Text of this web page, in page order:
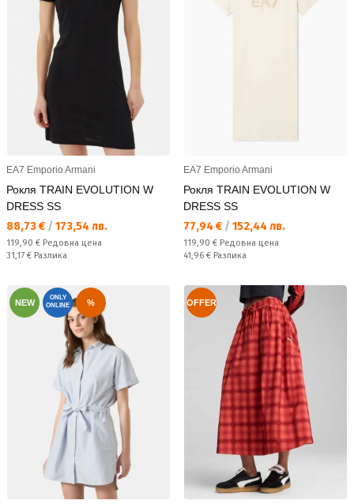
EA7 Emporio Armani
Рокля TRAIN EVOLUTION W
DRESS SS
Текуща цена:
88,73 € / 173,54 лв.
Редовна цена:
119,90 € Редовна цена
Спестявате:
31,17 € Разлика
EA7 Emporio Armani
Рокля TRAIN EVOLUTION W
DRESS SS
Текуща цена:
77,94 € / 152,44 лв.
Редовна цена:
119,90 € Редовна цена
Спестявате:
41,96 € Разлика
NEW
ONLY
ONLINE
% OFFER